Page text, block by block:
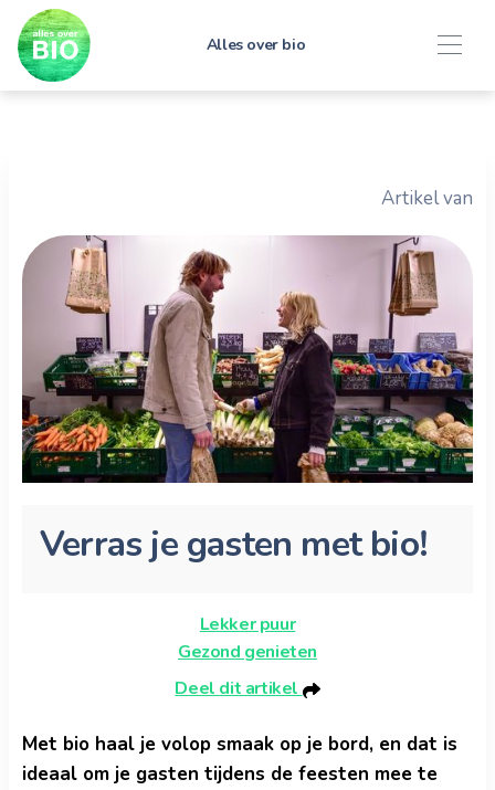
Alles over bio
Artikel van
Verras je gasten met bio!
Lekker puur
Gezond genieten
Deel dit artikel
Met bio haal je volop smaak op je bord, en dat is
ideaal om je gasten tijdens de feesten mee te